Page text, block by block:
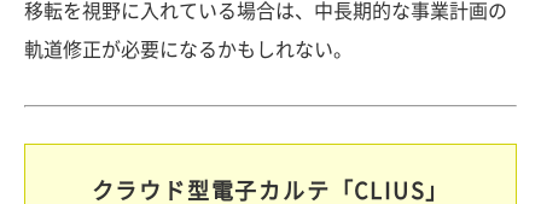
移転を視野に入れている場合は、中長期的な事業計画の
軌道修正が必要になるかもしれない。
クラウド型電子カルテ「CLIUS」